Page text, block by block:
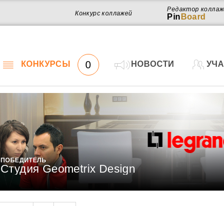
Редактор
Pin Board
Конкурс коллажей
КОНКУРСЫ 0 НОВОСТИ
ПОБЕДИТЕЛЬ
Студия Geometrix Design
Работ